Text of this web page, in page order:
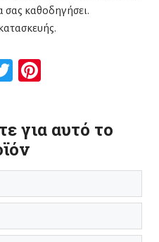
καθοδηγήσει.
Twitter
για αυτό το